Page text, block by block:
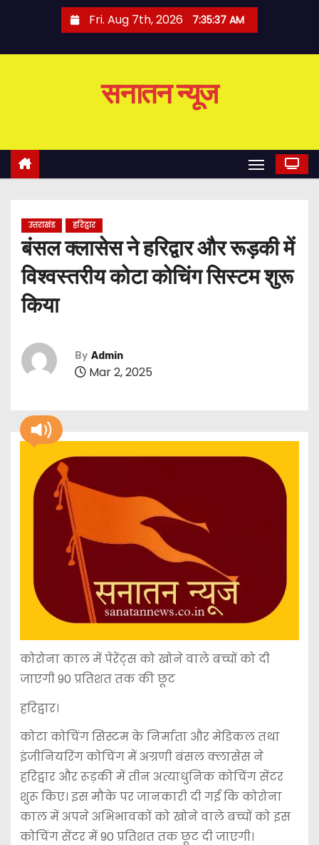
o
Fri. Aug 7th, 2026 7:35:38 AM
सनातन न्यूज
उत्तराखंड हरिद्वार
बंसल क्लासेस ने हरिद्वार और रूड़की में
विश्वस्तरीय कोटा कोचिंग सिस्टम शुरू
किया
By Admin
Mar 2, 2025
कोरोना काल में पेरेंट्स को खोने वाले बच्चों को दी
जाएगी 90 प्रतिशत तक की छूट
हरिद्वार।
कोटा कोचिंग सिस्टम के निर्माता और मेडिकल तथा
इंजीनियरिंग कोचिंग में अग्रणी बंसल क्लासेस ने
हरिद्वार और रूड़की में तीन अत्याधुनिक कोचिंग सेंटर
शुरू किए। इस मौके पर जानकारी दी गई कि कोरोना
काल में अपने अभिभावकों को खोने वाले बच्चों को इस
कोचिंग सेंटर में 90 प्रतिशत तक छूट दी जाएगी।